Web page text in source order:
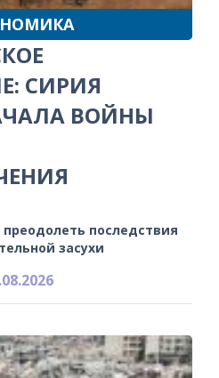
СИРИЯ
ВОЙНЫ
последствия
засухи